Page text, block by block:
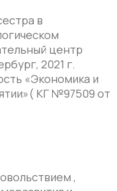
в
центр
2021 г.
«Экономика и
КГ №97509 от
,